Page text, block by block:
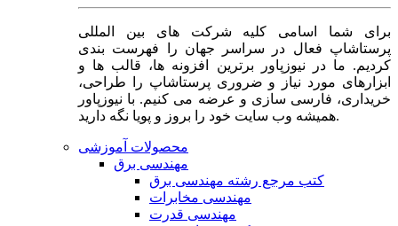
برای شما اسامی کلیه شرکت های بین المللی
پرستاشاپ فعال در سراسر جهان را فهرست بندی
کردیم. ما در نیوزپاور برترین افزونه ها، قالب ها و
ابزارهای مورد نیاز و ضروری پرستاشاپ را طراحی،
خریداری، فارسی سازی و عرضه می کنیم. با نیوزپاور
همیشه وب سایت خود را بروز و پویا نگه دارید.
محصولات آموزشی
مهندسی برق
کتب مرجع رشته مهندسی برق
مهندسی مخابرات
مهندسی قدرت